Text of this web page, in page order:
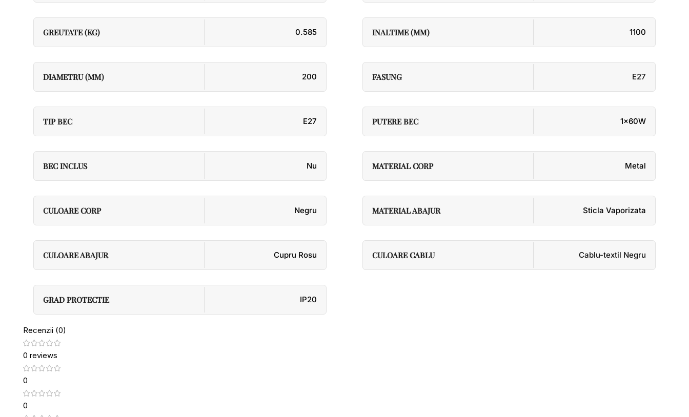
GREUTATE (KG) 0.585 INALTIME (MM) 1100
DIAMETRU (MM) 200 FASUNG E27
TIP BEC E27 PUTERE BEC 1x60W
BEC INCLUS Nu MATERIAL CORP Metal
CULOARE CORP Negru MATERIAL ABAJUR Sticla Vaporizata
CULOARE ABAJUR Cupru Rosu CULOARE CABLU Cablu-textil Negru
GRAD PROTECTIE IP20
Recenzii (0)
0 reviews
0
0